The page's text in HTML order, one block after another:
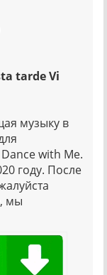
tarde Vi
музыку в
with Me.
году. После
мы